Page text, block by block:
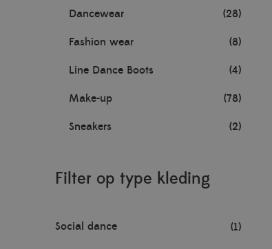
Dancewear (28)
Fashion wear (8)
Line Dance Boots (4)
Make-up (78)
Sneakers (2)
Filter op type kleding
Social dance (1)